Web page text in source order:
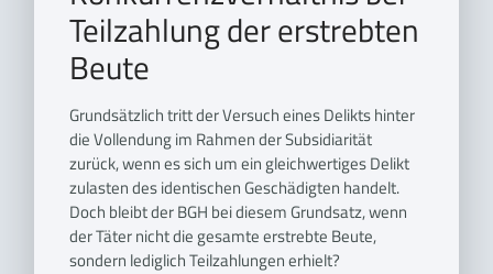
Teilzahlung der erstrebten
Beute
Grundsätzlich tritt der Versuch eines Delikts hinter
die Vollendung im Rahmen der Subsidiarität
zurück, wenn es sich um ein gleichwertiges Delikt
zulasten des identischen Geschädigten handelt.
Doch bleibt der BGH bei diesem Grundsatz, wenn
der Täter nicht die gesamte erstrebte Beute,
sondern lediglich Teilzahlungen erhielt?